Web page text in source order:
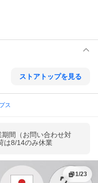
ストアトップを見る
ス
間（お問い合わせ対
8/14のみ休業
1/23